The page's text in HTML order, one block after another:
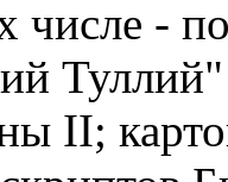
числе -
II;